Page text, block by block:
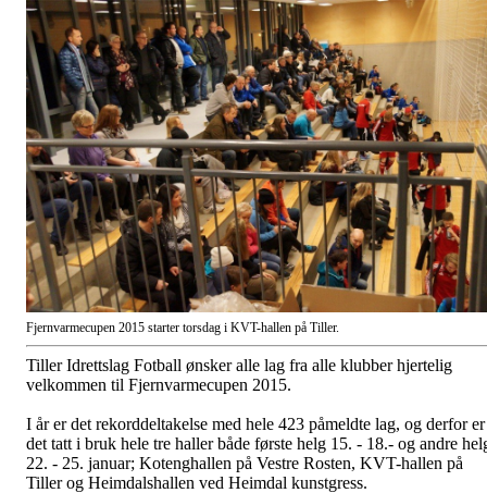
Fjernvarmecupen 2015 starter torsdag i KVT-hallen på Tiller.
Tiller Idrettslag Fotball ønsker alle lag fra alle klubber hjertelig
velkommen til Fjernvarmecupen 2015.
I år er det rekorddeltakelse med hele 423 påmeldte lag, og derfor er
det tatt i bruk hele tre haller både første helg 15. - 18.- og andre
22. - 25. januar; Kotenghallen på Vestre Rosten, KVT-hallen på
Tiller og Heimdalshallen ved Heimdal kunstgress.